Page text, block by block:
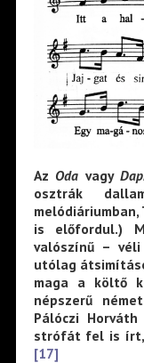
Az Oda vagy
osztrák
is előfordul.)
valószínű –
utólag
maga a költő
népszerű
Pálóczi
strófát fel is írt,
[17]